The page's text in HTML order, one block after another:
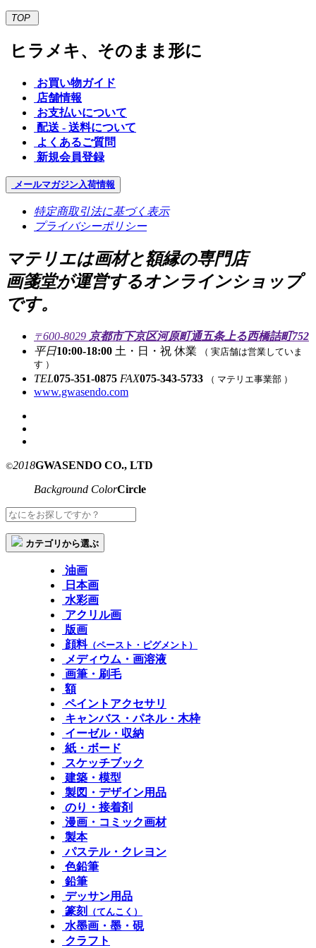
TOP
ヒラメキ、そのまま形に
お買い物ガイド
店舗情報
お支払いについて
配送 - 送料について
よくあるご質問
新規会員登録
メールマガジン入荷情報
特定商取引法に基づく表示
プライバシーポリシー
マテリエは画材と額縁の専門店
画箋堂が運営するオンラインショップ
です。
〒600-8029 京都市下京区河原町通五条上る西橋詰町752
平日10:00-18:00 土・日・祝 休業 （ 実店舗は営業していま
す ）
TEL075-351-0875 FAX075-343-5733 （ マテリエ事業部 ）
www.gwasendo.com
©2018GWASENDO CO., LTD
Background ColorCircle
カテゴリから選ぶ
油画
日本画
水彩画
アクリル画
版画
顔料（ペースト・ピグメント）
メディウム・画溶液
画筆・刷毛
額
ペイントアクセサリ
キャンバス・パネル・木枠
イーゼル・収納
紙・ボード
スケッチブック
建築・模型
製図・デザイン用品
のり・接着剤
漫画・コミック画材
製本
パステル・クレヨン
色鉛筆
鉛筆
デッサン用品
篆刻
（てんこく）
水墨画・墨・硯
クラフト